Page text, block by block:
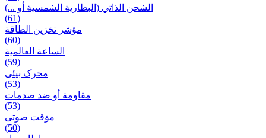
الشحن الذاتي (البطارية الشمسية أو ...)
(61)
مؤشر تخزين الطاقة
(60)
الساعة العالمية
(59)
محرک بیئی
(53)
مقاومة أو ضد صدمات
(53)
مؤقت صوتی
(50)